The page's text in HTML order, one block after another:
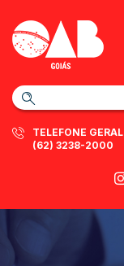
TELEFONE GERAL
(62) 3238-2000